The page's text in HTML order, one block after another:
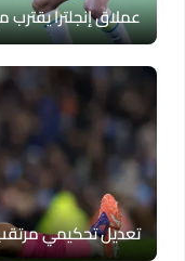
عملاق إنجلترا يقترب
تعديل تحكيمي مرتقب